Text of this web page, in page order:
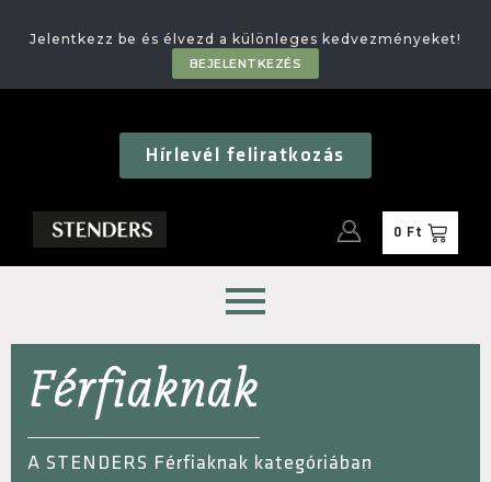
Jelentkezz be és élvezd a különleges kedvezményeket!
BEJELENTKEZÉS
Hírlevél feliratkozás
0 Ft
Férfiaknak
A STENDERS Férfiaknak kategóriában